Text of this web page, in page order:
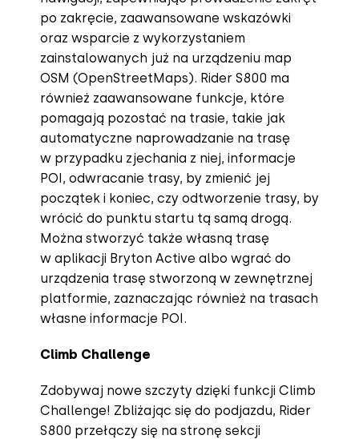
po zakręcie, zaawansowane wskazówki
oraz wsparcie z wykorzystaniem
zainstalowanych już na urządzeniu map
OSM (OpenStreetMaps). Rider S800 ma
również zaawansowane funkcje, które
pomagają pozostać na trasie, takie jak
automatyczne naprowadzanie na trasę
w przypadku zjechania z niej, informacje
POI, odwracanie trasy, by zmienić jej
początek i koniec, czy odtworzenie trasy, by
wrócić do punktu startu tą samą drogą.
Można stworzyć także własną trasę
w aplikacji Bryton Active albo wgrać do
urządzenia trasę stworzoną w zewnętrznej
platformie, zaznaczając również na trasach
własne informacje POI.
Climb Challenge
Zdobywaj nowe szczyty dzięki funkcji Climb
Challenge! Zbliżając się do podjazdu, Rider
S800 przełączy się na stronę sekcji